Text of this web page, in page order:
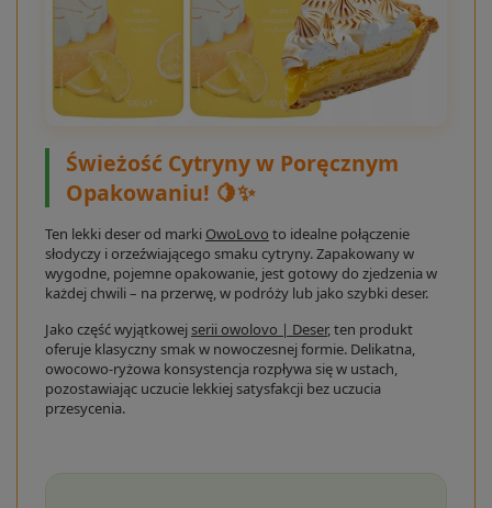
Świeżość Cytryny w Poręcznym
Opakowaniu! 🍋✨
Ten lekki deser od marki OwoLovo to idealne połączenie
słodyczy i orzeźwiającego smaku cytryny. Zapakowany w
wygodne, pojemne opakowanie, jest gotowy do zjedzenia w
każdej chwili – na przerwę, w podróży lub jako szybki deser.
Jako część wyjątkowejserii owolovo | Deser, ten produkt
oferuje klasyczny smak w nowoczesnej formie. Delikatna,
owocowo-ryżowa konsystencja rozpływa się w ustach,
pozostawiając uczucie lekkiej satysfakcji bez uczucia
przesycenia.